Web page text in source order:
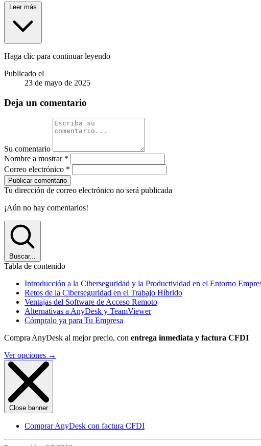
Leer más
Haga clic para continuar leyendo
Publicado el
23 de mayo de 2025
Deja un comentario
Su comentario
Nombre a mostrar *
Correo electrónico *
Publicar comentario
Tu dirección de correo electrónico no será publicada
¡Aún no hay comentarios!
Buscar...
Tabla de contenido
Introducción a la Ciberseguridad y la Productividad en el Entorno
Retos de la Ciberseguridad en el Trabajo Híbrido
Ventajas del Software de Acceso Remoto
Alternativas a AnyDesk y TeamViewer
Cómpralo ya para Tu Empresa
Compra AnyDesk al mejor precio, con entrega inmediata y factura CFDI
Ver opciones →
Close banner
Comprar AnyDesk con factura CFDI